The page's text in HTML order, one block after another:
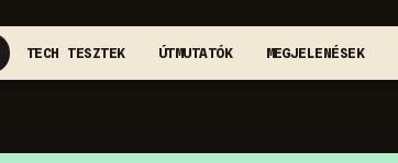
TECH TESZTEK ÚTMUTATÓK MEGJELENÉSEK